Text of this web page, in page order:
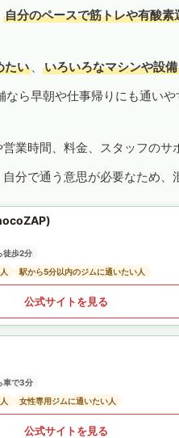
自分のペースで筋トレや有酸素
たい 、 いろいろなマシンや設
なら早朝や仕事帰りにも通い
業時間、料金、スタッフのサ
分で通う意思が必要なため、
徒歩2分
駅から5分以内のジムに通いたい人
公式サイトを見る
車で3分
女性専用ジムに通いたい人
公式サイトを見る